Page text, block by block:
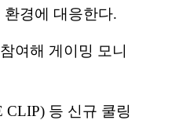
경에 대응한다.
여해 게이밍 모니
등 신규 쿨링